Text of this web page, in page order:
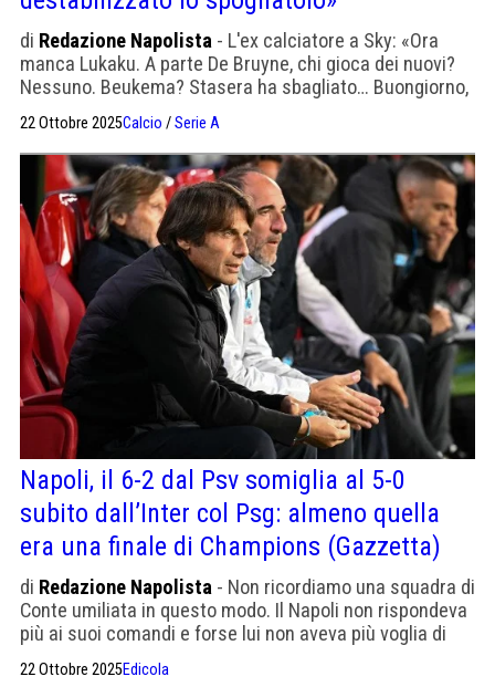
di Redazione Napolista - L'ex calciatore a Sky: «Ora
manca Lukaku. A parte De Bruyne, chi gioca dei nuovi?
Nessuno. Beukema? Stasera ha sbagliato… Buongiorno,
non Beukema»
22 Ottobre 2025Calcio /Serie A
Napoli, il 6-2 dal Psv somiglia al 5-0
subito dall’Inter col Psg: almeno quella
era una finale di Champions (Gazzetta)
di Redazione Napolista - Non ricordiamo una squadra di
Conte umiliata in questo modo. Il Napoli non rispondeva
più ai suoi comandi e forse lui non aveva più voglia di
22 Ottobre 2025Edicola